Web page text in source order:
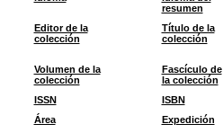
resumen
Editor de la
colección
Título de la
colección
Volumen de la
colección
Fascículo de
la colección
ISSN
ISBN
Área
Expedición